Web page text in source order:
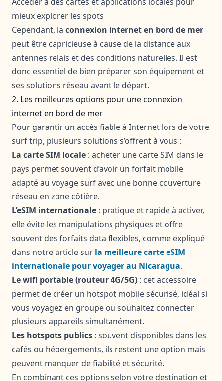
mieux explorer les spots
Cependant, la connexion internet en bord de mer
peut être capricieuse à cause de la distance aux
antennes relais et des conditions naturelles. Il est
donc essentiel de bien préparer son équipement et
ses solutions réseau avant le départ.
2. Les meilleures options pour une connexion
internet en bord de mer
Pour garantir un accès fiable à Internet lors de votre
surf trip, plusieurs solutions s’offrent à vous :
La carte SIM locale : acheter une carte SIM dans le
pays permet souvent d’avoir un forfait mobile
adapté au voyage surf avec une bonne couverture
réseau en zone côtière.
L’eSIM internationale : pratique et rapide à activer,
elle évite les manipulations physiques et offre
souvent des forfaits data flexibles, comme expliqué
dans notre article sur la meilleure carte eSIM
internationale pour voyager au Nicaragua.
Le wifi portable (routeur 4G/5G) : cet accessoire
permet de créer un hotspot mobile sécurisé, idéal si
vous voyagez en groupe ou souhaitez connecter
plusieurs appareils simultanément.
Les hotspots publics : souvent disponibles dans les
cafés ou hébergements, ils restent une option mais
peuvent manquer de fiabilité et sécurité.
En combinant ces options selon votre destination et